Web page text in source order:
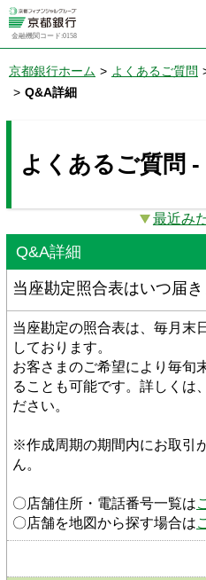
金融機関コード:0158
京都銀行ホーム > よくあるご質問
> Q&A詳細
よくあるご質問
最近み
Q&A詳細
当座勘定照合表はいつ届き
当座勘定の照合表は、毎月末
しております。
お客さまのご希望により毎旬
ることも可能です。詳しくは
ださい。
※作成周期の期間内にお取引
ん。
〇店舗住所・電話番号一覧は
〇店舗を地図から探す場合は